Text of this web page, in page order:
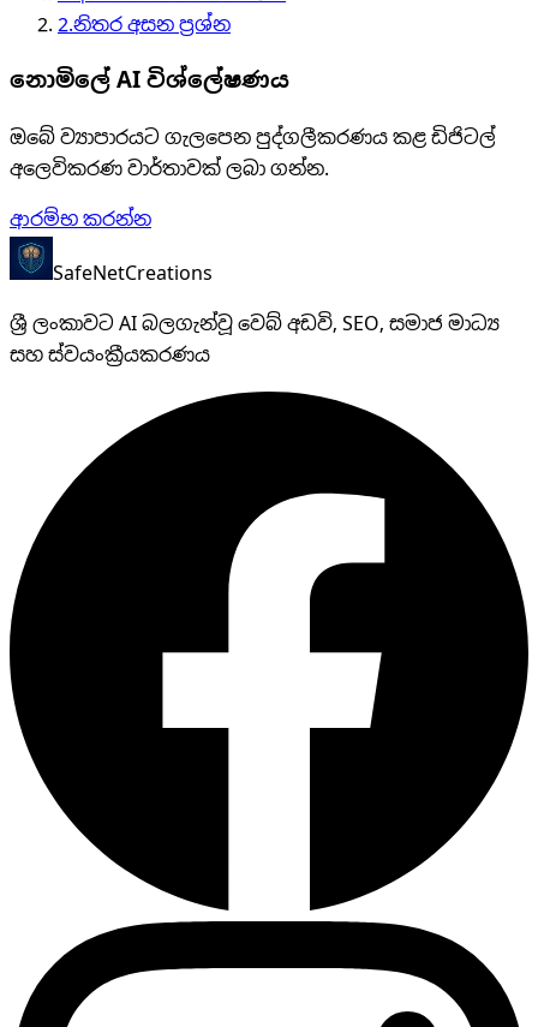
2.නිතර අසන ප්‍රශ්න
නොමිලේ AI විශ්ලේෂණය
ඔබේ ව්‍යාපාරයට ගැලපෙන පුද්ගලීකරණය කළ ඩිජිටල්
අලෙවිකරණ වාර්තාවක් ලබා ගන්න.
ආරම්භ කරන්න
SafeNetCreations
ශ්‍රී ලංකාවට AI බලගැන්වූ වෙබ් අඩවි, SEO, සමාජ මාධ්‍ය
සහ ස්වයංක්‍රීයකරණය